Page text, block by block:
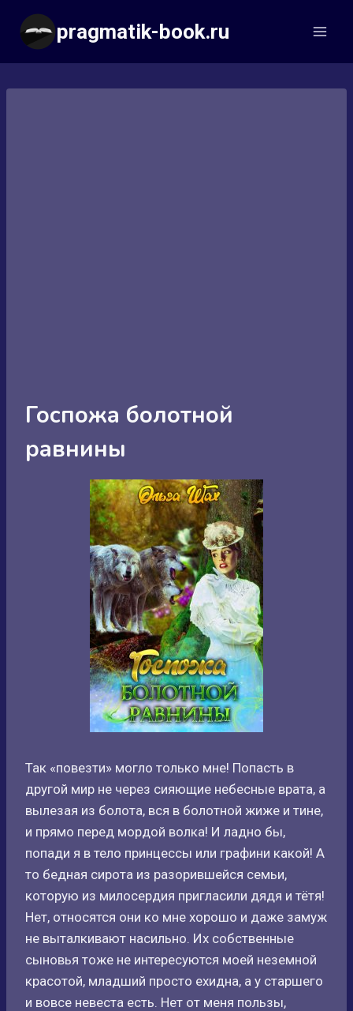
Перейти
содержимому
pragmatik-book.ru
Госпожа болотной
равнины
Так «повезти» могло только мне! Попасть в
другой мир не через сияющие небесные врата, а
вылезая из болота, вся в болотной жиже и тине,
и прямо перед мордой волка! И ладно бы,
попади я в тело принцессы или графини какой! А
то бедная сирота из разорившейся семьи,
которую из милосердия пригласили дядя и тётя!
Нет, относятся они ко мне хорошо и даже замуж
не выталкивают насильно. Их собственные
сыновья тоже не интересуются моей неземной
красотой, младший просто ехидна, а у старшего
и вовсе невеста есть. Нет от меня пользы,